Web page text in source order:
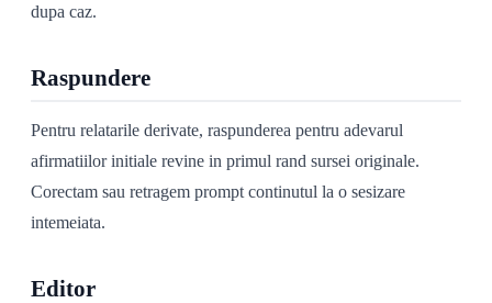
dupa caz.
Raspundere
Pentru relatarile derivate, raspunderea pentru adevarul
afirmatiilor initiale revine in primul rand sursei originale.
Corectam sau retragem prompt continutul la o sesizare
intemeiata.
Editor